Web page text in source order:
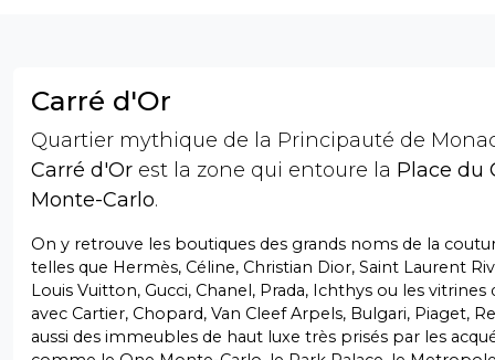
Carré d'Or
Quartier mythique de la Principauté de
Carré d'Or est la zone qui entoure la Place du
Monte-Carlo.
On y retrouve les boutiques des grands noms de la
telles que Hermès, Céline, Christian Dior, Saint Laurent
Louis Vuitton, Gucci, Chanel, Prada, Ichthys ou les vitrines
avec Cartier, Chopard, Van Cleef Arpels, Bulgari, Piaget,
aussi des immeubles de haut luxe très prisés par les